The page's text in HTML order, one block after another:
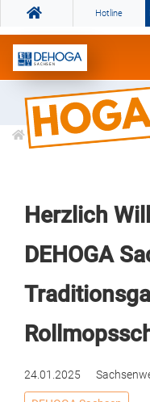
Hotline
Informationen
Herzlich
DEHOGA
24.01.2025